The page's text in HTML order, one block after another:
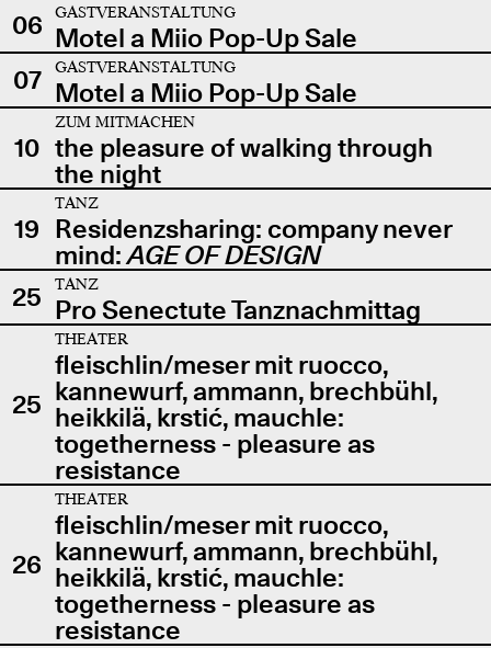
06
GASTVERANSTALTUNG
Motel a Miio Pop-Up Sale
07
GASTVERANSTALTUNG
Motel a Miio Pop-Up Sale
10
ZUM MITMACHEN
the pleasure of walking through
the night
19
TANZ
Residenzsharing: company never
mind:AGE OF DESIGN
25
TANZ
Pro Senectute Tanznachmittag
25
THEATER
fleischlin/meser mit ruocco,
kannewurf, ammann, brechbühl,
heikkilä, krstić, mauchle:
togetherness - pleasure as
resistance
26
THEATER
fleischlin/meser mit ruocco,
kannewurf, ammann, brechbühl,
heikkilä, krstić, mauchle:
togetherness - pleasure as
resistance